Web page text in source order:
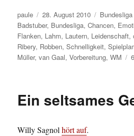
Autor
paule
Veröffentlicht
am
28. August 2010 Kategorien
Badstuber, Bundesliga,Chancen,
Flanken, Lahm, Lautern, Leidenschaft,
Ribery, Robben,Schnelligkeit,
Müller,van Gaal,Vorbereitung,WM
Ein seltsames
Willy Sagnolhört auf.